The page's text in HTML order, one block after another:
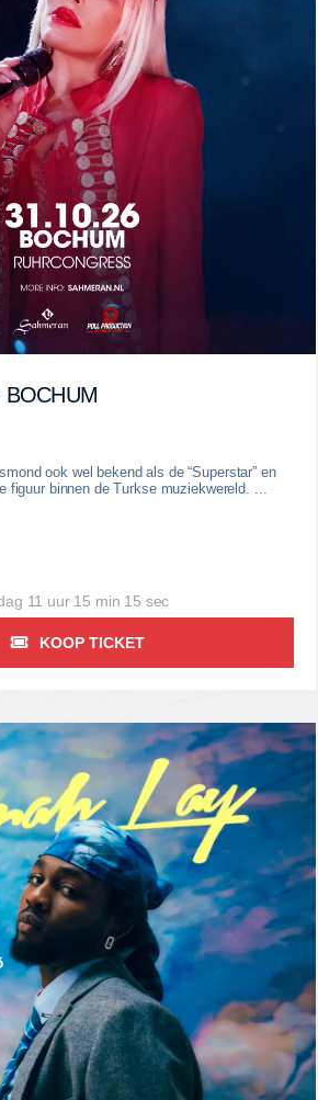
BOCHUM
ook wel bekend als de “Superstar” en
figuur binnen de Turkse muziekwereld. ...
11 uur 15 min 14 sec
KOOP TICKET